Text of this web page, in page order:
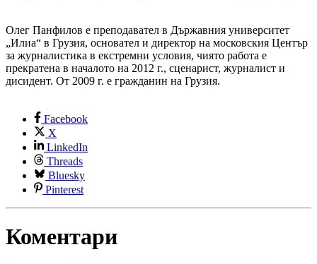
Олег Панфилов е преподавател в Държавния университет
„Илиа“ в Грузия, основател и директор на московския Център
за журналистика в екстремни условия, чиято работа е
прекратена в началото на 2012 г., сценарист, журналист и
дисидент. От 2009 г. е гражданин на Грузия.
Facebook
X
LinkedIn
Threads
Bluesky
Pinterest
Коментари